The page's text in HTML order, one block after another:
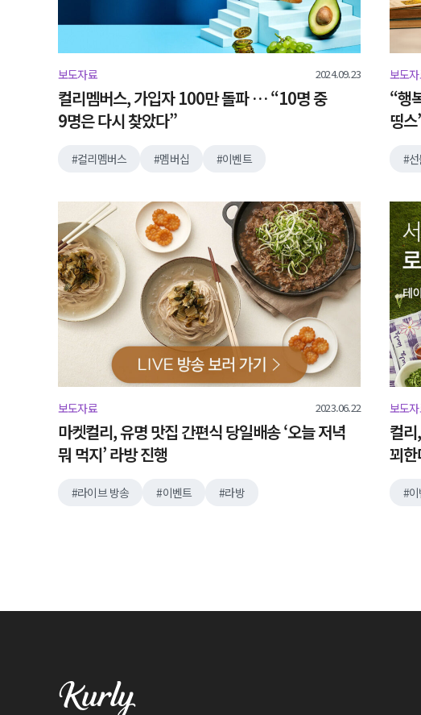
보도자료 2024.09.23
컬리멤버스, 가입자 100만 돌파 … “10명 중
9명은 다시 찾았다”
컬리멤버스 멤버십 이벤트
보도
“행
띵
보도자료 2023.06.22
마켓컬리, 유명 맛집 간편식 당일배송 ‘오늘 저녁
뭐 먹지’ 라방 진행
라이브 방송 이벤트 라방
보도
컬
꾀